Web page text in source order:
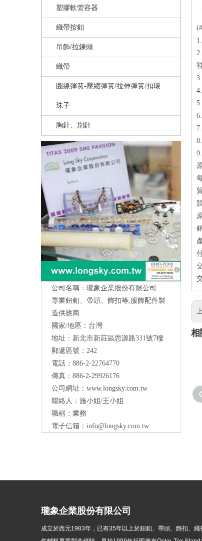
塑膠軟管容器
織帶按釦
吊飾/拉鍊頭
織帶
圓線彈簧-壓縮彈簧/拉伸彈簧/扣環
珠子
胸針、別針
Long Sky- 服裝輔料、鈕扣、扣環、繩扣、
服飾配件製造供應
公司名稱：瓏象企業股份有限公司
專業鈕釦、帶頭、飾扣等,服飾配件製
造供應商
國家/地區：台灣
地址：新北市新莊區思源路331號7樓
郵遞區號：242
電話：886-2-22764770
傳真：886-2-29926176
公司網址： www.longsky.com.tw
聯絡人：施小姐/王小姐
職稱：業務
電子信箱： info@longsky.com.tw
相
瓏象企業股份有限公司
成立於西元1983年， 已有35年以上於鈕釦、帶頭、飾扣、